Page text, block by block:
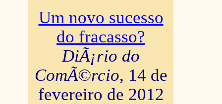
Um novo sucesso
do fracasso?
DiÃ¡rio do
ComÃ©rcio, 14 de
fevereiro de 2012